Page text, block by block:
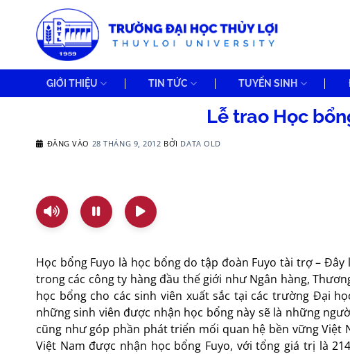
GIỚI THIỆU TIN TỨC TUYỂN SINH
Lễ trao Học
ĐĂNG VÀO 28 THÁNG 9, 2012 BỞI DATA OLD
Học bổng Fuyo là học bổng do tập đoàn Fuyo tài trợ –
trong các công ty hàng đầu thế giới như Ngân hàng,
học bổng cho các sinh viên xuất sắc tại các trường Đại
những sinh viên được nhận học bổng này sẽ là những
cũng như góp phần phát triển mối quan hệ bền vững Việt
Việt Nam được nhận học bổng Fuyo, với tổng giá trị là